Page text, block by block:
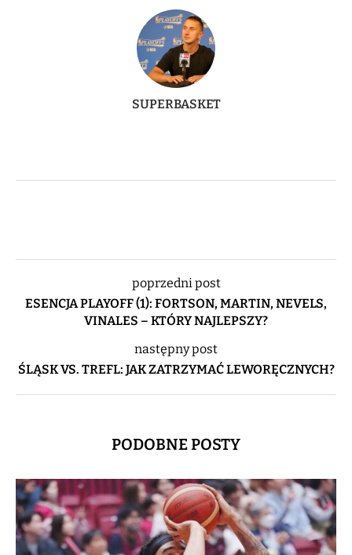
SUPERBASKET
poprzedni post
ESENCJA PLAYOFF (1): FORTSON, MARTIN, NEVELS,
VINALES – KTÓRY NAJLEPSZY?
następny post
ŚLĄSK VS. TREFL: JAK ZATRZYMAĆ LEWORĘCZNYCH?
PODOBNE POSTY